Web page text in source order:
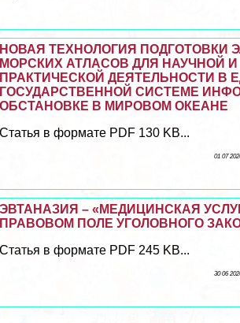
НОВАЯ ТЕХНОЛОГИЯ ПОДГОТОВКИ
МОРСКИХ АТЛАСОВ ДЛЯ НАУЧНОЙ И
ПРАКТИЧЕСКОЙ ДЕЯТЕЛЬНОСТИ В
ГОСУДАРСТВЕННОЙ СИСТЕМЕ
ОБСТАНОВКЕ В МИРОВОМ ОКЕАНЕ
Статья в формате PDF 130 KB...
01 07
ЭВТАНАЗИЯ – «МЕДИЦИНСКАЯ
ПРАВОВОМ ПОЛЕ УГОЛОВНОГО
Статья в формате PDF 245 KB...
30 06